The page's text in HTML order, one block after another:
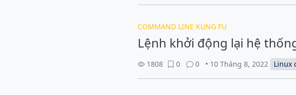
COMMAND LINE KUNG FU
Lệnh khởi động lại hệ
1808 0 0 • 10 Tháng 8, 2022 Linux